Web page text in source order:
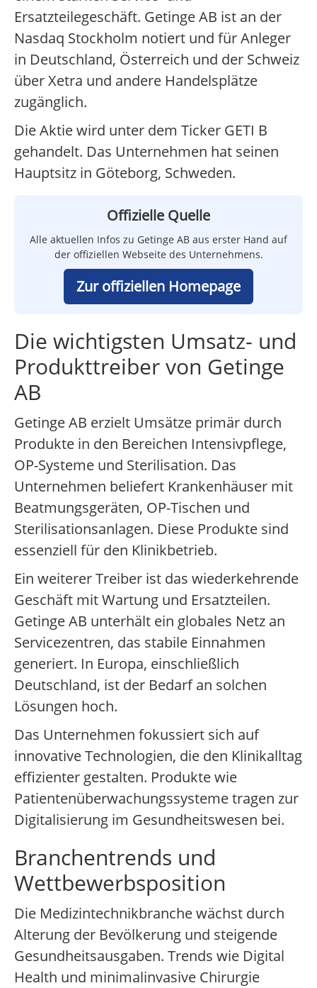
Ersatzteilegeschäft. Getinge AB ist an der
Nasdaq Stockholm notiert und für Anleger
in Deutschland, Österreich und der Schweiz
über Xetra und andere Handelsplätze
zugänglich.
Die Aktie wird unter dem Ticker GETI B
gehandelt. Das Unternehmen hat seinen
Hauptsitz in Göteborg, Schweden.
Offizielle Quelle
Alle aktuellen Infos zu Getinge AB aus erster Hand auf
der offiziellen Webseite des Unternehmens.
Zur offiziellen Homepage
Die wichtigsten Umsatz- und
Produkttreiber von Getinge
AB
Getinge AB erzielt Umsätze primär durch
Produkte in den Bereichen Intensivpflege,
OP-Systeme und Sterilisation. Das
Unternehmen beliefert Krankenhäuser mit
Beatmungsgeräten, OP-Tischen und
Sterilisationsanlagen. Diese Produkte sind
essenziell für den Klinikbetrieb.
Ein weiterer Treiber ist das wiederkehrende
Geschäft mit Wartung und Ersatzteilen.
Getinge AB unterhält ein globales Netz an
Servicezentren, das stabile Einnahmen
generiert. In Europa, einschließlich
Deutschland, ist der Bedarf an solchen
Lösungen hoch.
Das Unternehmen fokussiert sich auf
innovative Technologien, die den Klinikalltag
effizienter gestalten. Produkte wie
Patientenüberwachungssysteme tragen zur
Digitalisierung im Gesundheitswesen bei.
Branchentrends und
Wettbewerbsposition
Die Medizintechnikbranche wächst durch
Alterung der Bevölkerung und steigende
Gesundheitsausgaben. Trends wie Digital
Health und minimalinvasive Chirurgie